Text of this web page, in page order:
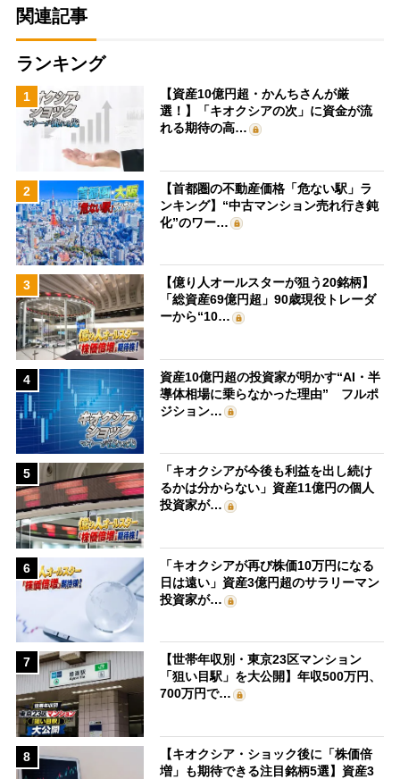
関連記事
ランキング
1
【資産10億円超・かんちさんが厳
選！】「キオクシアの次」に資金が流
れる期待の高…
2
【首都圏の不動産価格「危ない駅」ラ
ンキング】“中古マンション売れ行き鈍
化”のワー…
3
【億り人オールスターが狙う20銘柄】
「総資産69億円超」90歳現役トレーダ
ーから“10…
4
資産10億円超の投資家が明かす“AI・半
導体相場に乗らなかった理由” フルポ
ジション…
5
「キオクシアが今後も利益を出し続け
るかは分からない」資産11億円の個人
投資家が…
6
「キオクシアが再び株価10万円になる
日は遠い」資産3億円超のサラリーマン
投資家が…
7
【世帯年収別・東京23区マンション
「狙い目駅」を大公開】年収500万円、
700万円で…
8
【キオクシア・ショック後に「株価倍
増」も期待できる注目銘柄5選】資産3